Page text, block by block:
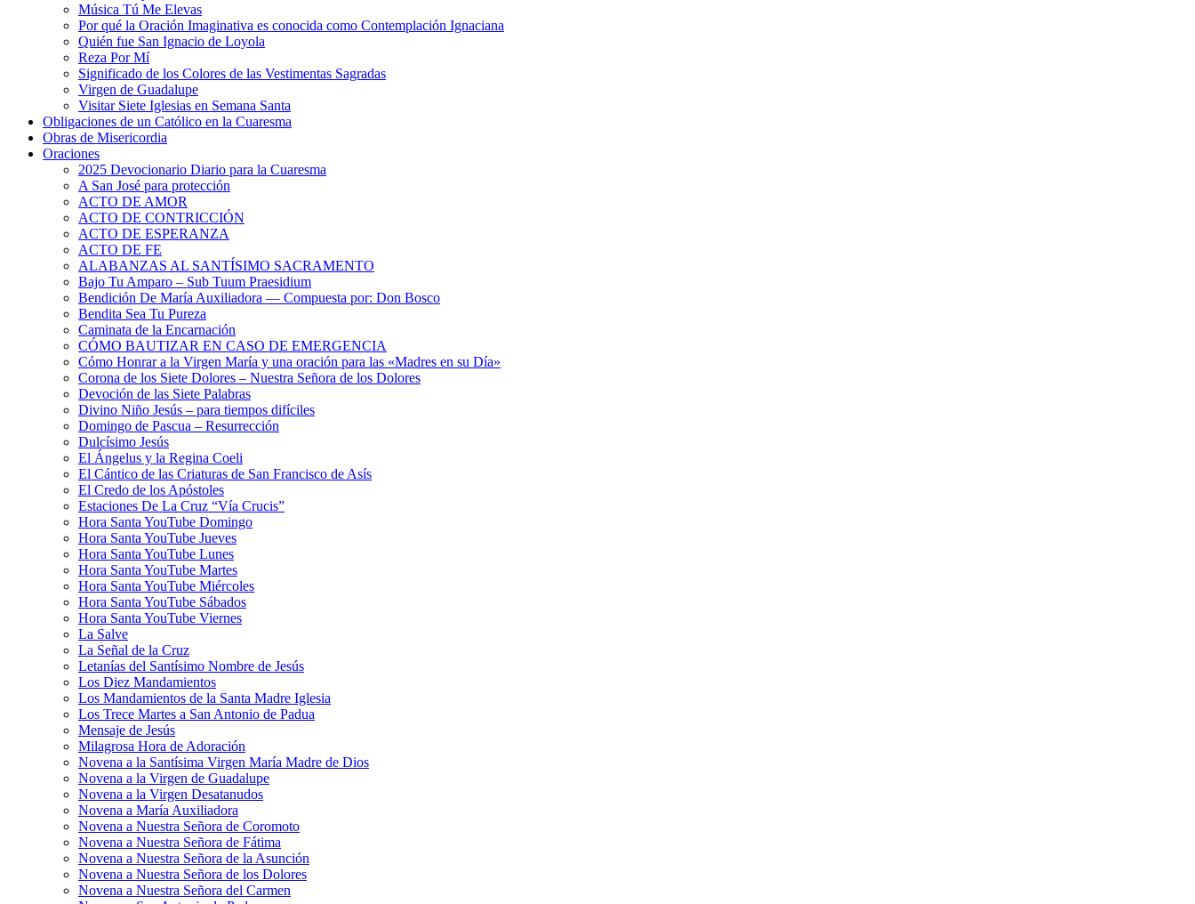
Música Tú Me Elevas
Por qué la Oración Imaginativa es conocida como Contemplación Ignaciana
Quién fue San Ignacio de Loyola
Reza Por Mí
Significado de los Colores de las Vestimentas Sagradas
Virgen de Guadalupe
Visitar Siete Iglesias en Semana Santa
Obligaciones de un Católico en la Cuaresma
Obras de Misericordia
Oraciones
2025 Devocionario Diario para la Cuaresma
A San José para protección
ACTO DE AMOR
ACTO DE CONTRICCIÓN
ACTO DE ESPERANZA
ACTO DE FE
ALABANZAS AL SANTÍSIMO SACRAMENTO
Bajo Tu Amparo – Sub Tuum Praesidium
Bendición De María Auxiliadora — Compuesta por: Don Bosco
Bendita Sea Tu Pureza
Caminata de la Encarnación
CÓMO BAUTIZAR EN CASO DE EMERGENCIA
Cómo Honrar a la Virgen María y una oración para las «Madres en su Día»
Corona de los Siete Dolores – Nuestra Señora de los Dolores
Devoción de las Siete Palabras
Divino Niño Jesús – para tiempos difíciles
Domingo de Pascua – Resurrección
Dulcísimo Jesús
El Ángelus y la Regina Coeli
El Cántico de las Criaturas de San Francisco de Asís
El Credo de los Apóstoles
Estaciones De La Cruz “Vía Crucis”
Hora Santa YouTube Domingo
Hora Santa YouTube Jueves
Hora Santa YouTube Lunes
Hora Santa YouTube Martes
Hora Santa YouTube Miércoles
Hora Santa YouTube Sábados
Hora Santa YouTube Viernes
La Salve
La Señal de la Cruz
Letanías del Santísimo Nombre de Jesús
Los Diez Mandamientos
Los Mandamientos de la Santa Madre Iglesia
Los Trece Martes a San Antonio de Padua
Mensaje de Jesús
Milagrosa Hora de Adoración
Novena a la Santísima Virgen María Madre de Dios
Novena a la Virgen de Guadalupe
Novena a la Virgen Desatanudos
Novena a María Auxiliadora
Novena a Nuestra Señora de Coromoto
Novena a Nuestra Señora de Fátima
Novena a Nuestra Señora de la Asunción
Novena a Nuestra Señora de los Dolores
Novena a Nuestra Señora del Carmen